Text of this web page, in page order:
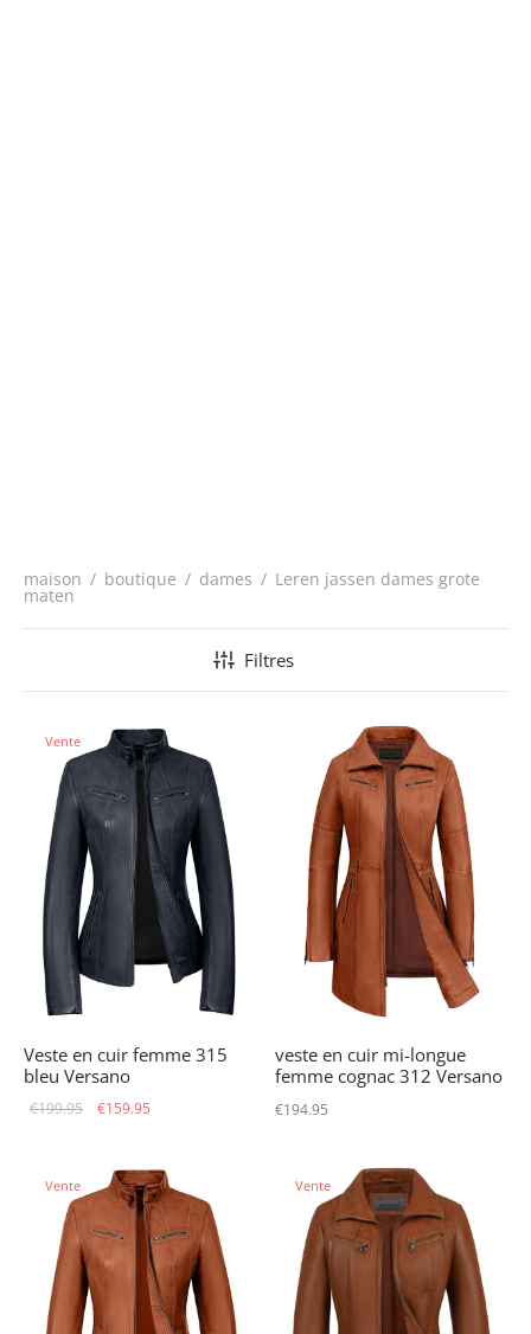
maison / boutique / dames / Leren jassen dames grote
maten
Filtres
Vente
Veste en cuir femme 315
bleu Versano
€199.95
Le prix
était :
€199.95.
€159.95
est :
€159.95.
veste en cuir mi-longue
femme cognac 312 Versano
€194.95
Vente Vente